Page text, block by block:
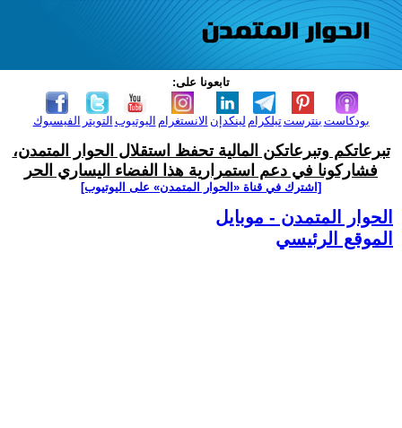
تابعونا على:
الفيسبوك التويتر اليوتيوب الانستغرام لينكدإن تيلكرامبنترست بودكاست
تبرعاتكم وتبرعاتكن المالية تحفظ استقلال الحوار المتمدن،
فشاركونا في دعم استمرارية هذا الفضاء اليساري الحر
[اشترك في قناة ‫«الحوار المتمدن» على اليوتيوب]
الحوار المتمدن - موبايل
الموقع الرئيسي